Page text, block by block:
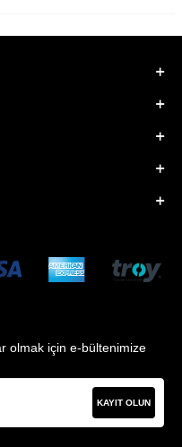
olmak için e-bültenimize
KAYIT OLUN